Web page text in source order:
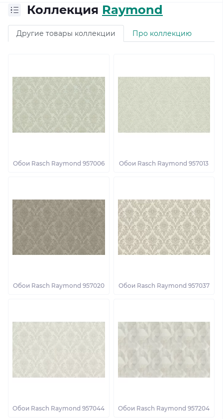
Коллекция Raymond
Другие товары коллекции Про коллекцию
Обои Rasch Raymond 957006 Обои Rasch Raymond 957013
Обои Rasch Raymond 957020 Обои Rasch Raymond 957037
Обои Rasch Raymond 957044 Обои Rasch Raymond 957204